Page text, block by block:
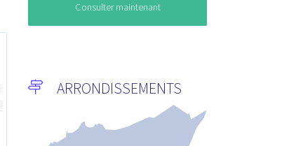
Consulter maintenant
ARRONDISSEMENTS